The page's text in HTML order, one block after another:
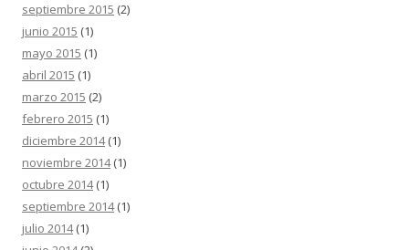
septiembre 2015 (2)
junio 2015 (1)
mayo 2015 (1)
abril 2015 (1)
marzo 2015 (2)
febrero 2015 (1)
diciembre 2014(1)
noviembre 2014(1)
octubre 2014(1)
septiembre 2014(1)
julio 2014(1)